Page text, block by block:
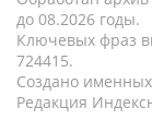
до 08.2026 годы.
Ключевых фраз
724415.
Создано
Редакция